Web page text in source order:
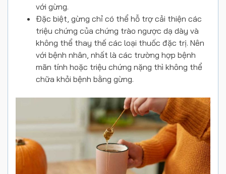
với gừng.
Đặc biệt, gừng chỉ có thể hỗ trợ cải thiện các
triệu chứng của chứng trào ngược dạ dày và
không thể thay thế các loại thuốc đặc trị. Nên
với bệnh nhân, nhất là các trường hợp bệnh
mãn tính hoặc triệu chứng nặng thì không thể
chữa khỏi bệnh bằng gừng.